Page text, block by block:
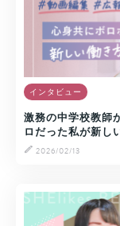
インタビュー
激務の中学校教師
ロだった私が新し
2026/02/13